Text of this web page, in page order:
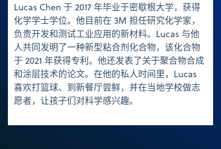
Lucas Chen 于 2017 年毕业于密歇根大学，获得
化学学士学位。他目前在 3M 担任研究化学家，
负责开发和测试工业应用的新材料。Lucas 与他
人共同发明了一种新型粘合剂化合物，该化合物
于 2021 年获得专利。他还发表了关于聚合物合成
和涂层技术的论文。在他的私人时间里，Lucas
喜欢打篮球、到新餐厅尝鲜，并在当地学校做志
愿者，让孩子们对科学感兴趣。